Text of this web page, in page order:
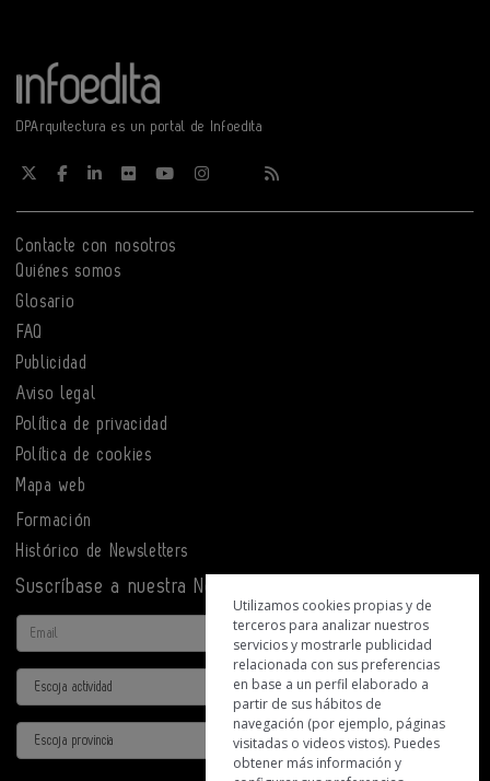
DPArquitectura es un portal de Infoedita
Contacte con nosotros
Quiénes somos
Glosario
FAQ
Publicidad
Aviso legal
Política de privacidad
Política de cookies
Mapa web
Formación
Histórico de Newsletters
Suscríbase a nuestra Newsletter
Email
Actividad
Provincia
Utilizamos cookies propias y de
terceros para analizar nuestros
servicios y mostrarle publicidad
relacionada con sus preferencias
en base a un perfil elaborado a
partir de sus hábitos de
navegación (por ejemplo, páginas
visitadas o videos vistos). Puedes
obtener más información y